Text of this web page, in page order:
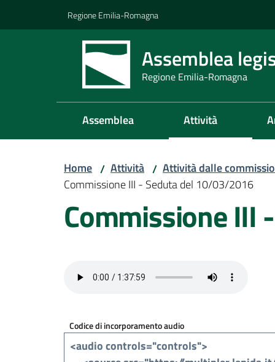
Regione Emilia-Romagna
Assemblea
Regione Emilia-Romagna
Assemblea Attività
Home / Attività / Attività dalle
Commissione III - Seduta del 10/03/2016
Commissione
Codice di incorporamento audio